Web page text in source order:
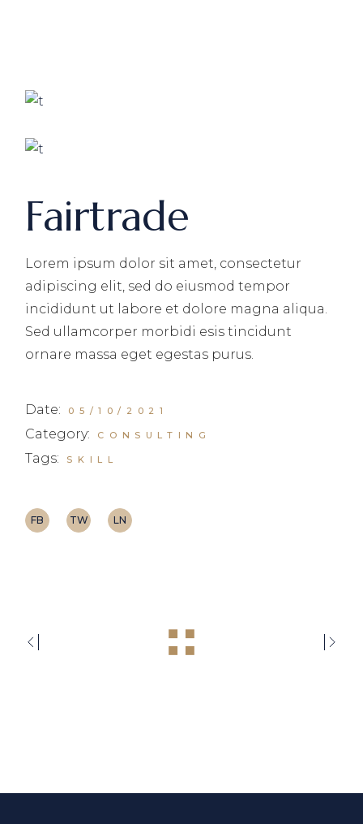
Fairtrade
Lorem ipsum dolor sit amet, consectetur
adipiscing elit, sed do eiusmod tempor
incididunt ut labore et dolore magna aliqua.
Sed ullamcorper morbidi esis tincidunt
ornare massa eget egestas purus.
Date: 05/10/2021
Category: CONSULTING
Tags: SKILL
FB TW LN